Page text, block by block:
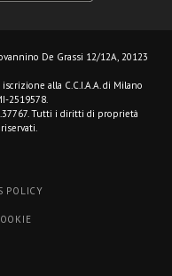
De Grassi 12/12A, 20123
iscrizione alla C.C.I.A.A. di Milano
2519578.
Tutti i diritti di proprietà
POLICY